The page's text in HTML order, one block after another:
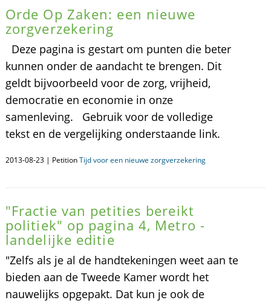
Orde Op Zaken: een nieuwe
zorgverzekering
Deze pagina is gestart om punten die beter
kunnen onder de aandacht te brengen. Dit
geldt bijvoorbeeld voor de zorg, vrijheid,
democratie en economie in onze
samenleving. Gebruik voor de volledige
tekst en de vergelijking onderstaande link.
2013-08-23 | PetitionTijd voor een nieuwe zorgverzekering
"Fractie van petities bereikt
politiek" op pagina 4, Metro -
landelijke editie
"Zelfs als je al de handtekeningen weet aan te
bieden aan de Tweede Kamer wordt het
nauwelijks opgepakt. Dat kun je ook de